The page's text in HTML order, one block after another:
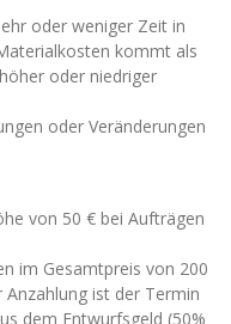
oder weniger Zeit in
kommt als
oder niedriger
oder Veränderungen
von 50 € bei Aufträgen
im Gesamtpreis von 200
ist der Termin
dem Entwurfsgeld (50%